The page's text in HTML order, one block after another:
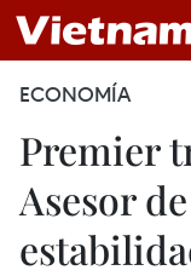
ECONOMÍA
Premier
Asesor